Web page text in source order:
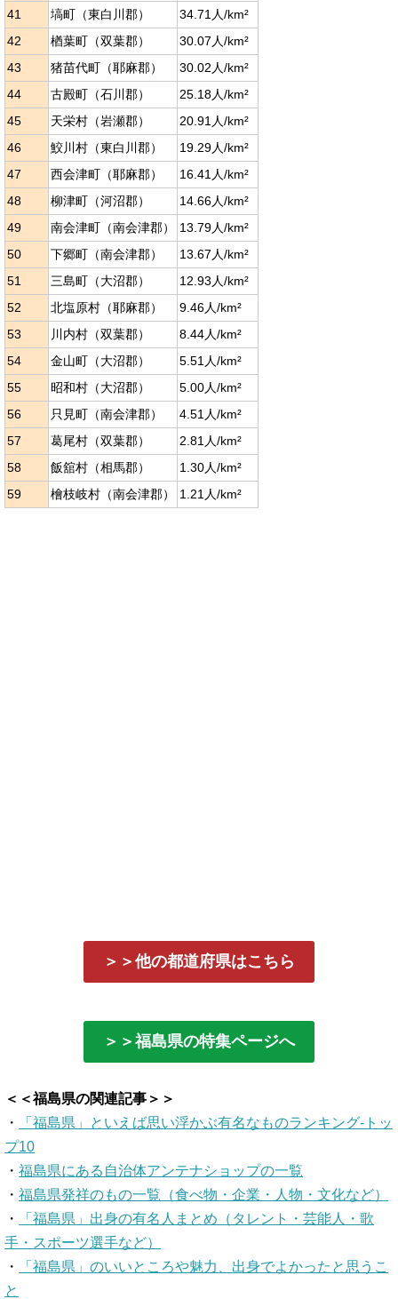
41
塙町（東白川郡）
34.71人/km²
42
楢葉町（双葉郡）
30.07人/km²
43
猪苗代町（耶麻郡）
30.02人/km²
44
古殿町（石川郡）
25.18人/km²
45
天栄村（岩瀬郡）
20.91人/km²
46
鮫川村（東白川郡）
19.29人/km²
47
西会津町（耶麻郡）
16.41人/km²
48
柳津町（河沼郡）
14.66人/km²
49
南会津町（南会津郡）
13.79人/km²
50
下郷町（南会津郡）
13.67人/km²
51
三島町（大沼郡）
12.93人/km²
52
北塩原村（耶麻郡）
9.46人/km²
53
川内村（双葉郡）
8.44人/km²
54
金山町（大沼郡）
5.51人/km²
55
昭和村（大沼郡）
5.00人/km²
56
只見町（南会津郡）
4.51人/km²
57
葛尾村（双葉郡）
2.81人/km²
58
飯舘村（相馬郡）
1.30人/km²
59
檜枝岐村（南会津郡） 1.21人/km²
＞＞他の都道府県はこちら
＞＞福島県の特集ページへ
＜＜福島県の関連記事＞＞
・
「福島県」といえば思い浮かぶ有名なものランキング-トッ
プ10
・ 福島県にある自治体アンテナショップの一覧
・ 福島県発祥のもの一覧（食べ物・企業・人物・文化など）
・
「福島県」出身の有名人まとめ（タレント・芸能人・歌
手・スポーツ選手など）
・
「福島県」のいいところや魅力、出身でよかったと思うこ
と